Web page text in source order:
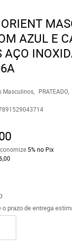
AZUL E
AÇO
Masculinos PRATEADO
5% no Pix
prazo de entrega